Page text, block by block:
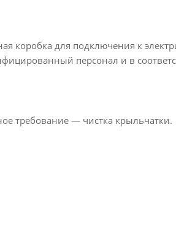
коробка для подключения к
персонал и в
требование — чистка крыльчатки.